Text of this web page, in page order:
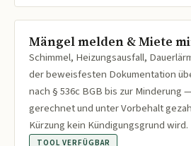
Mängel melden & Miete
Schimmel, Heizungsausfall,
der beweisfesten Dokumentation
nach § 536c BGB bis zur Minderung
gerechnet und unter Vorbehalt
Kürzung kein Kündigungsgrund wird.
TOOL VERFÜGBAR